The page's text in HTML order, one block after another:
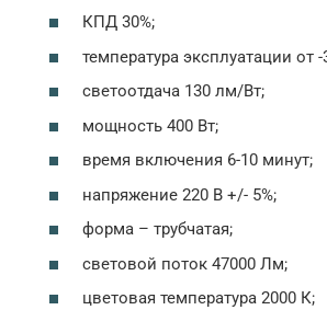
КПД 30%;
температура эксплуатации от
светоотдача 130 лм/Вт;
мощность 400 Вт;
время включения 6-10 минут;
напряжение 220 В +/- 5%;
форма – трубчатая;
световой поток 47000 Лм;
цветовая температура 2000 К;